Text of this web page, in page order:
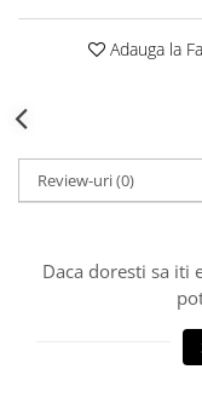
Adauga la
Review-uri(0)
Daca doresti sa iti